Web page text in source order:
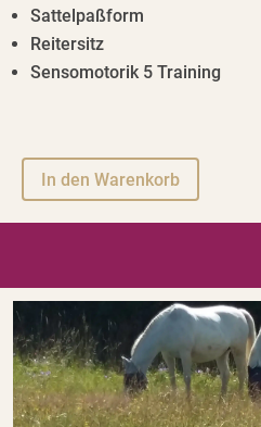
Sattelpaßform
Reitersitz
Sensomotorik 5 Training
In den Warenkorb
t
n
a
t
i
v